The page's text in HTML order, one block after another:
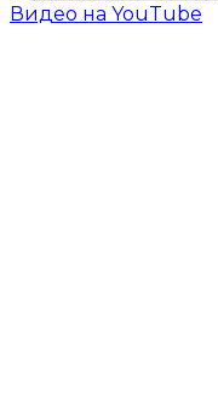
Видео на YouTube